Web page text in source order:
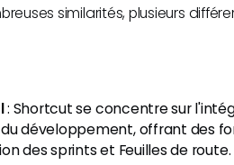
similarités, plusieurs
: Shortcut se concentre sur
développement, offrant des
des sprints et Feuilles de